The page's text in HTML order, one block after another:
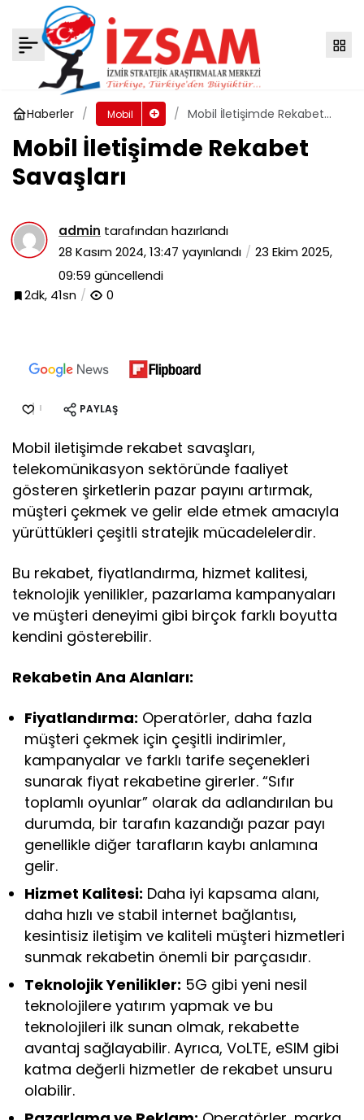
Haberler Mobil
Mobil İletişimde Rekabet
Mobil İletişimde Rekabet
Savaşları
admin tarafından hazırlandı
28 Kasım 2024, 13:47 yayınlandı
23 Ekim 2025,
09:59 güncellendi
2dk, 41sn
0
PAYLAŞ
Mobil iletişimde rekabet savaşları,
telekomünikasyon sektöründe faaliyet
gösteren şirketlerin pazar payını artırmak,
müşteri çekmek ve gelir elde etmek amacıyla
yürüttükleri çeşitli stratejik mücadelelerdir.
Bu rekabet, fiyatlandırma, hizmet kalitesi,
teknolojik yenilikler, pazarlama kampanyaları
ve müşteri deneyimi gibi birçok farklı boyutta
kendini gösterebilir.
Rekabetin Ana Alanları:
Fiyatlandırma: Operatörler, daha fazla
müşteri çekmek için çeşitli indirimler,
kampanyalar ve farklı tarife seçenekleri
sunarak fiyat rekabetine girerler. “Sıfır
toplamlı oyunlar” olarak da adlandırılan bu
durumda, bir tarafın kazandığı pazar payı
genellikle diğer tarafların kaybı anlamına
gelir.
Hizmet Kalitesi: Daha iyi kapsama alanı,
daha hızlı ve stabil internet bağlantısı,
kesintisiz iletişim ve kaliteli müşteri hizmetleri
sunmak rekabetin önemli bir parçasıdır.
Teknolojik Yenilikler: 5G gibi yeni nesil
teknolojilere yatırım yapmak ve bu
teknolojileri ilk sunan olmak, rekabette
avantaj sağlayabilir. Ayrıca, VoLTE, eSIM gibi
katma değerli hizmetler de rekabet unsuru
olabilir.
Mobile News, Latest Smartphone Reviews
& Launches
Yorum Yap Paylaş